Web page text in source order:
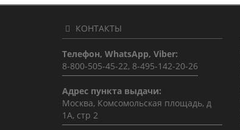
КОНТАКТЫ
Телефон, WhatsApp, Viber:
8-800-505-45-22, 8-495-142-20-26
Адрес пункта выдачи:
Москва, Комсомольская площадь, д
1А, стр 2